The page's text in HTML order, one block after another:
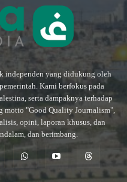
independen yang didukung oleh
Kami berfokus pada
serta dampaknya terhadap
motto "Good Quality Journalism",
opini, laporan khusus, dan
dan berimbang.